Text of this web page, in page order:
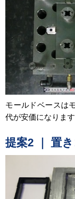
モールドベースは
代が安価になりま
提案2 ｜ 置